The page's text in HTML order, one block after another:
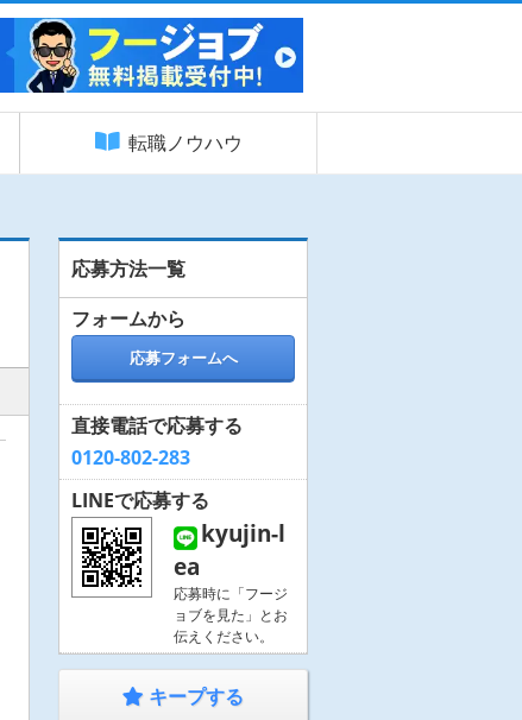
転職ノウハウ
応募方法一覧
フォームから
応募フォームへ
直接電話で応募する
0120-802-283
LINEで応募する
kyujin-l
ea
応募時に「フージ
ョブを見た」とお
伝えください。
キープする